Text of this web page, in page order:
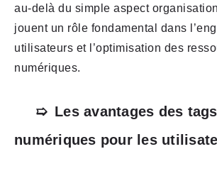
au-delà du simple aspect
jouent un rôle fondamental dans
utilisateurs et l’optimisation des
numériques.
Les avantages des tags
numériques pour les